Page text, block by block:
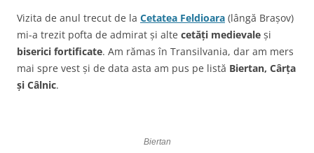
Vizita de anul trecut de la Cetatea Feldioara (lângă Brașov)
mi-a trezit pofta de admirat și alte cetăți medievale și
biserici fortificate. Am rămas în Transilvania, dar am mers
mai spre vest și de data asta am pus pe listă Biertan, Cârța
și Câlnic.
Biertan